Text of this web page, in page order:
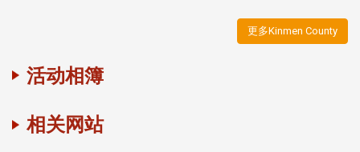
更多Kinmen County
活动相簿
相关网站